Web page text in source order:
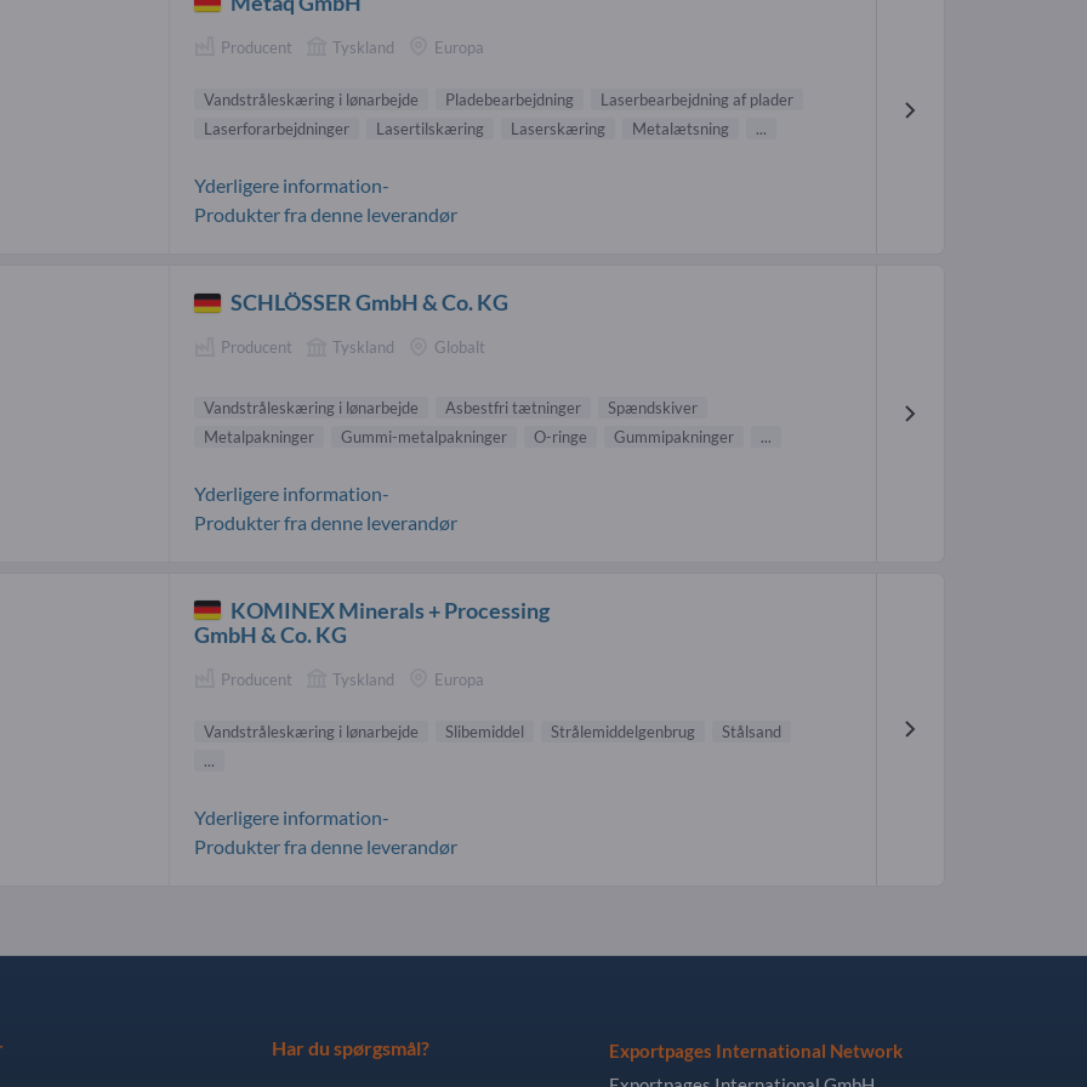
Producent Tyskland Europa
Vandstråleskæring i lønarbejde Pladebearbejdning
Laserbearbejdning af plader
Laserforarbejdninger
Lasertilskæring Laserskæring Metalætsning ...
Yderligere information-
Produkter fra denne leverandør
SCHLÖSSER GmbH & Co. KG
Producent Tyskland Globalt
Vandstråleskæring i lønarbejde Asbestfri tætninger
Spændskiver
Metalpakninger
Gummi-metalpakninger O-ringe Gummipakninger ...
Yderligere information-
Produkter fra denne leverandør
KOMINEX Minerals + Processing
GmbH & Co. KG
Producent Tyskland Europa
Vandstråleskæring i lønarbejde Slibemiddel Strålemiddelgenbrug
Stålsand
...
Yderligere information-
Produkter fra denne leverandør
Har du spørgsmål?
Exportpages International Network